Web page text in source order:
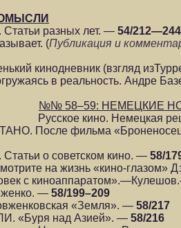
разных лет. — 54/212—244
(Публикация и
кинодневник (взгляд
в реальность. Андре
№№ 58–59: НЕМЕЦКИЕ
Русское кино. Немецкая
После фильма
о советском кино. — 58/
на жизнь «кино-глазом»
с
— 58/199–209
«Земля». — 58/217
«Буря над Азией». — 58/216